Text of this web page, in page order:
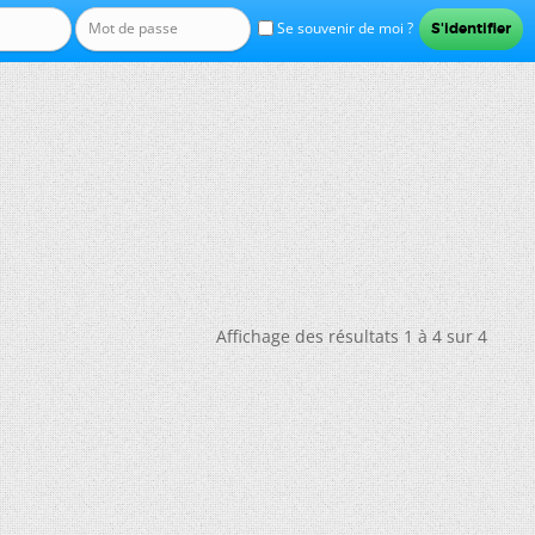
Se souvenir de moi ?
Affichage des résultats 1 à 4 sur 4